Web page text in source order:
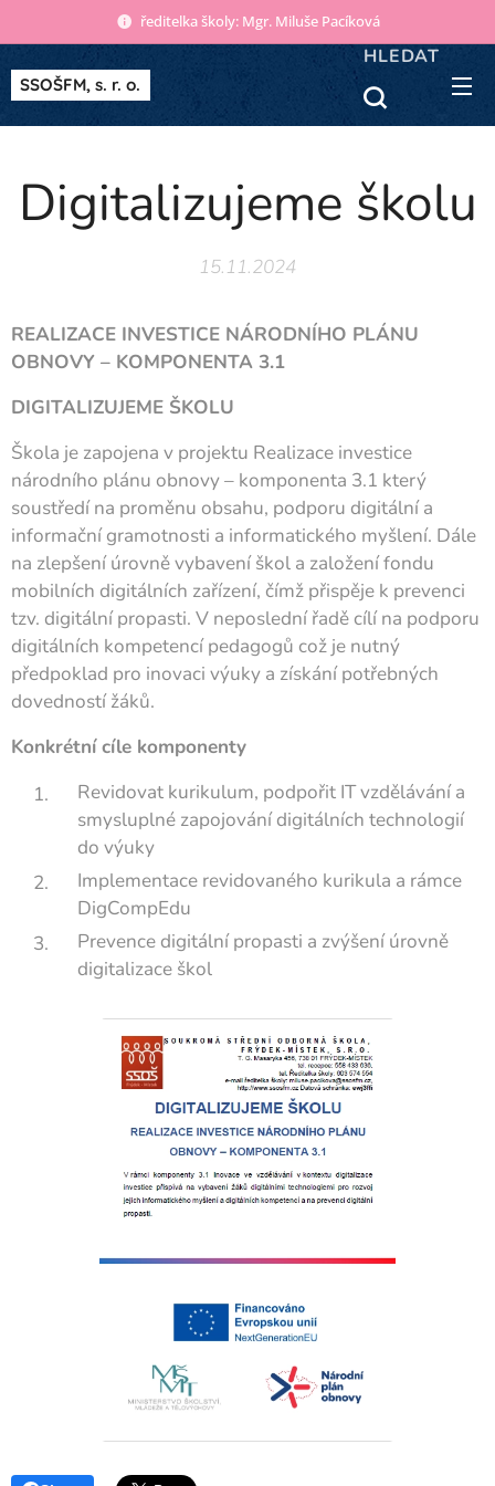
ředitelka školy: Mgr. Miluše Pacíková
SSOŠFM, s. r. o.
HLEDAT
Digitalizujeme školu
15.11.2024
REALIZACE INVESTICE NÁRODNÍHO PLÁNU
OBNOVY – KOMPONENTA 3.1
DIGITALIZUJEME ŠKOLU
Škola je zapojena v projektu Realizace investice
národního plánu obnovy – komponenta 3.1 který
soustředí na proměnu obsahu, podporu digitální a
informační gramotnosti a informatického myšlení. Dále
na zlepšení úrovně vybavení škol a založení fondu
mobilních digitálních zařízení, čímž přispěje k prevenci
tzv. digitální propasti. V neposlední řadě cílí na podporu
digitálních kompetencí pedagogů což je nutný
předpoklad pro inovaci výuky a získání potřebných
dovedností žáků.
Konkrétní cíle komponenty
Revidovat kurikulum, podpořit IT vzdělávání a
smysluplné zapojování digitálních technologií
do výuky
Implementace revidovaného kurikula a rámce
DigCompEdu
Prevence digitální propasti a zvýšení úrovně
digitalizace škol